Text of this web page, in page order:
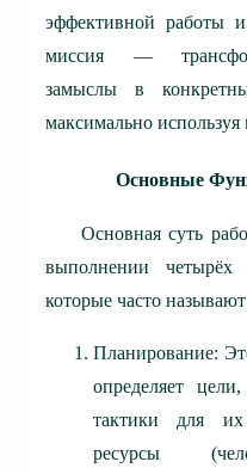
эффективной работы
миссия —
замыслы в
максимально
Основные
Основная суть
выполнении четырёх
которые часто
Планирование:
определяет
тактики для их
ресурсы